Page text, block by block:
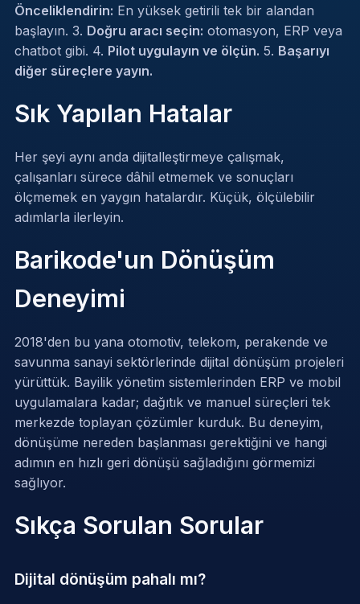
Önceliklendirin: En yüksek getirili tek bir alandan
başlayın. 3. Doğru aracı seçin: otomasyon, ERP veya
chatbotgibi. 4. Pilot uygulayın ve ölçün. 5. Başarıyı
diğer süreçlere yayın.
Sık Yapılan Hatalar
Her şeyi aynı anda dijitalleştirmeye çalışmak,
çalışanları sürece dâhil etmemek ve sonuçları
ölçmemek en yaygın hatalardır. Küçük, ölçülebilir
adımlarla ilerleyin.
Barikode'un Dönüşüm
Deneyimi
2018'den bu yana otomotiv, telekom, perakende ve
savunma sanayi sektörlerinde dijital dönüşüm projeleri
yürüttük. Bayilik yönetim sistemlerinden ERP ve mobil
uygulamalara kadar; dağıtık ve manuel süreçleri tek
merkezde toplayan çözümler kurduk. Bu deneyim,
dönüşüme nereden başlanması gerektiğini ve hangi
adımın en hızlı geri dönüşü sağladığını görmemizi
sağlıyor.
Sıkça Sorulan Sorular
Dijital dönüşüm pahalı mı?